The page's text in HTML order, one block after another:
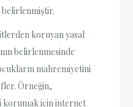
belirlenmiştir.
koruyan yasal
belirlenmesinde
mahremiyetini
Örneğin,
korumak için internet